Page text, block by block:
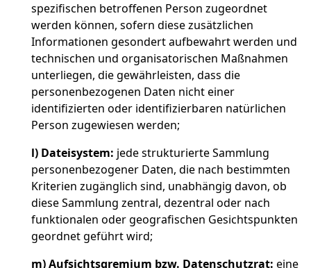
spezifischen betroffenen Person zugeordnet
werden können, sofern diese zusätzlichen
Informationen gesondert aufbewahrt werden und
technischen und organisatorischen Maßnahmen
unterliegen, die gewährleisten, dass die
personenbezogenen Daten nicht einer
identifizierten oder identifizierbaren natürlichen
Person zugewiesen werden;
l) Dateisystem: jede strukturierte Sammlung
personenbezogener Daten, die nach bestimmten
Kriterien zugänglich sind, unabhängig davon, ob
diese Sammlung zentral, dezentral oder nach
funktionalen oder geografischen Gesichtspunkten
geordnet geführt wird;
m)Aufsichtsgremium bzw. Datenschutzrat: eine